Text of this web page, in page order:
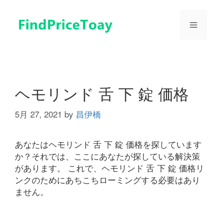
メ
ヘモリンド 舌 下 錠 価格
5月 27, 2021 by 昌伊橋
あなたはヘモリンド 舌 下 錠 価格を探しています
か？それでは、ここにあなたが探している解決策
があります。 これで、ヘモリンド 舌 下 錠 価格リ
ンクのためにあちこちローミングする必要はあり
ません。